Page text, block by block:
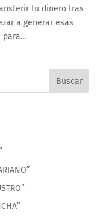
tu dinero tras
a generar esas